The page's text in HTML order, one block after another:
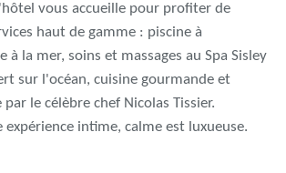
vous accueille pour profiter de
haut de gamme : piscine à
à la mer, soins et massages au Spa Sisley
sur l'océan, cuisine gourmande et
le célèbre chef Nicolas Tissier.
expérience intime, calme est luxueuse.